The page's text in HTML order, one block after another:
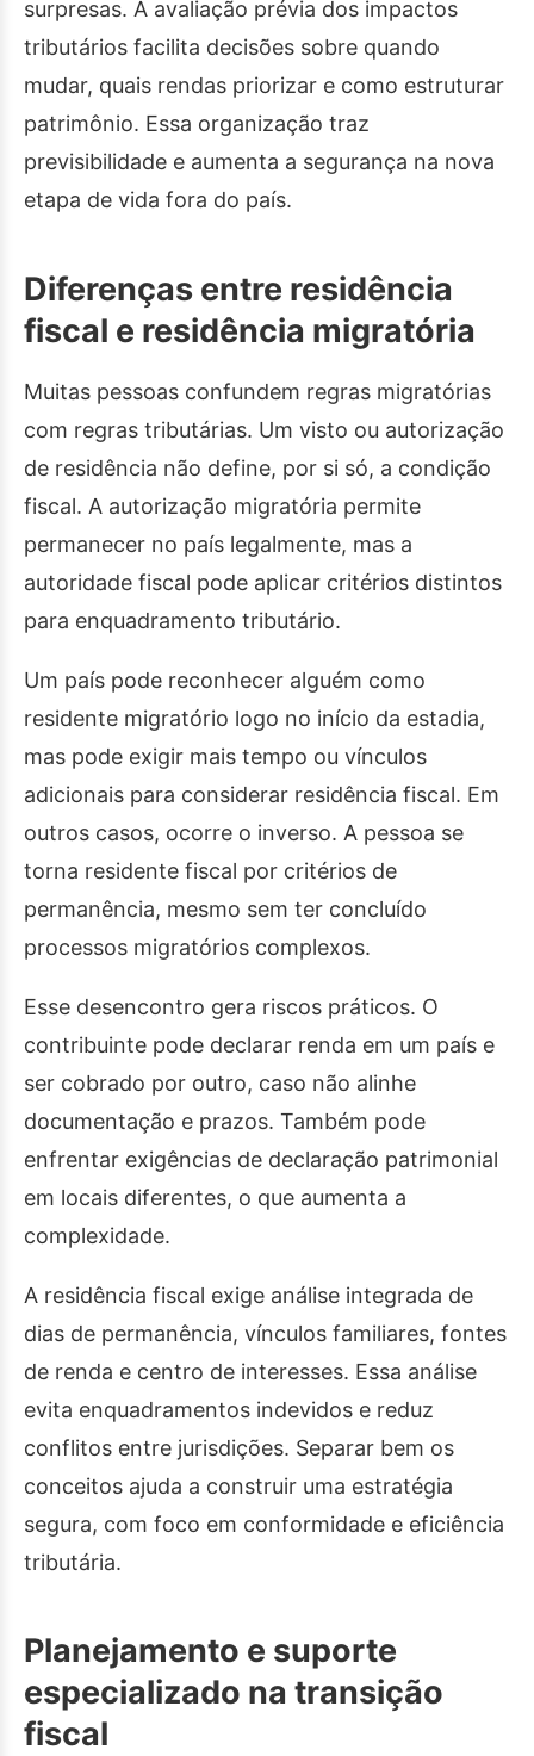
surpresas. A avaliação prévia dos impactos
tributários facilita decisões sobre quando
mudar, quais rendas priorizar e como estruturar
patrimônio. Essa organização traz
previsibilidade e aumenta a segurança na nova
etapa de vida fora do país.
Diferenças entre residência
fiscal e residência migratória
Muitas pessoas confundem regras migratórias
com regras tributárias. Um visto ou autorização
de residência não define, por si só, a condição
fiscal. A autorização migratória permite
permanecer no país legalmente, mas a
autoridade fiscal pode aplicar critérios distintos
para enquadramento tributário.
Um país pode reconhecer alguém como
residente migratório logo no início da estadia,
mas pode exigir mais tempo ou vínculos
adicionais para considerar residência fiscal. Em
outros casos, ocorre o inverso. A pessoa se
torna residente fiscal por critérios de
permanência, mesmo sem ter concluído
processos migratórios complexos.
Esse desencontro gera riscos práticos. O
contribuinte pode declarar renda em um país e
ser cobrado por outro, caso não alinhe
documentação e prazos. Também pode
enfrentar exigências de declaração patrimonial
em locais diferentes, o que aumenta a
complexidade.
A residência fiscal exige análise integrada de
dias de permanência, vínculos familiares, fontes
de renda e centro de interesses. Essa análise
evita enquadramentos indevidos e reduz
conflitos entre jurisdições. Separar bem os
conceitos ajuda a construir uma estratégia
segura, com foco em conformidade e eficiência
tributária.
Planejamento e suporte
especializado na transição
fiscal